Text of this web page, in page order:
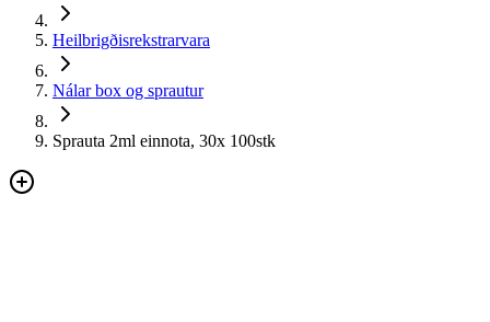
Heilbrigðisrekstrarvara
Nálar box og sprautur
Sprauta 2ml einnota, 30x 100stk